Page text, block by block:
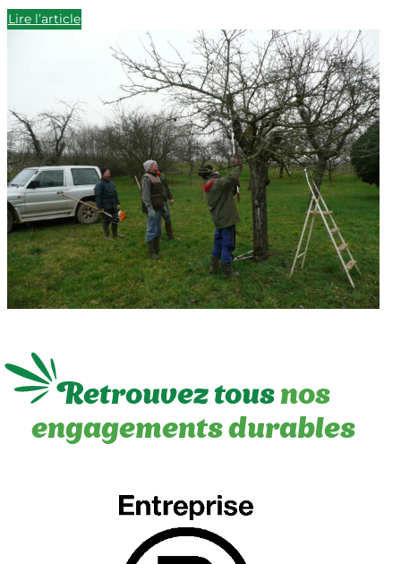
Lire l’article
Retrouvez tousnos
engagements durables